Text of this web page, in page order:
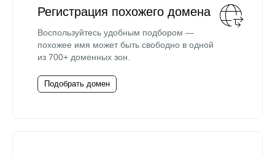
Регистрация похожего домена
Воспользуйтесь удобным подбором —
похожее имя может быть свободно в одной
из 700+ доменных зон.
Подобрать домен